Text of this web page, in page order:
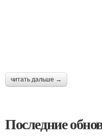
читать дальше →
Последние